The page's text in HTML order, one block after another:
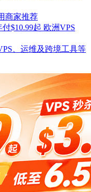
商家推荐
$10.99起 欧洲VPS
、运维及跨境工具等